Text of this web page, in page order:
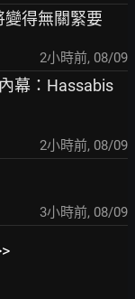
變得無關緊要
2小時前, 08/09
幕：Hassabis
2小時前, 08/09
3小時前, 08/09